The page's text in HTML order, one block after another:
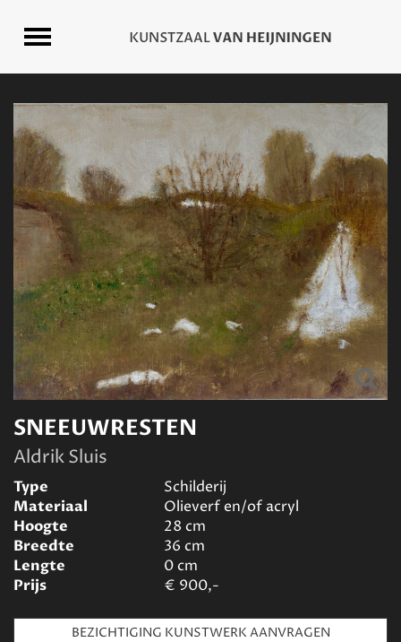
SNEEUWRESTEN
Aldrik Sluis
Type
Schilderij
Materiaal
Olieverf en/of acryl
Hoogte
28 cm
Breedte
36 cm
Lengte
0cm
Prijs
€ 900,-
BEZICHTIGING KUNSTWERK AANVRAGEN